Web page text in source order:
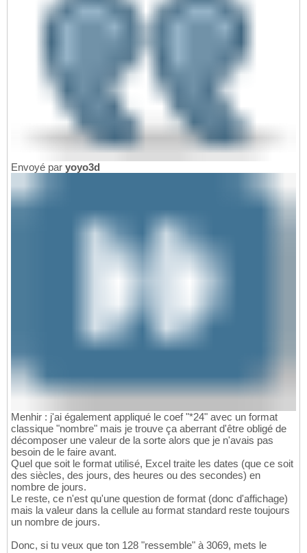
Envoyé par yoyo3d
Menhir : j'ai également appliqué le coef "*24" avec un format
classique "nombre" mais je trouve ça aberrant d'être obligé de
décomposer une valeur de la sorte alors que je n'avais pas
besoin de le faire avant.
Quel que soit le format utilisé, Excel traite les dates (que ce soit
des siècles, des jours, des heures ou des secondes) en
nombre de jours.
Le reste, ce n'est qu'une question de format (donc d'affichage)
mais la valeur dans la cellule au format standard reste toujours
un nombre de jours.
Donc, si tu veux que ton 128 "ressemble" à 3069, mets le